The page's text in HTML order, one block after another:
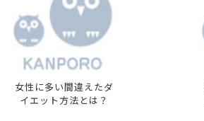
女性に多い間違えたダ
イエット方法とは？